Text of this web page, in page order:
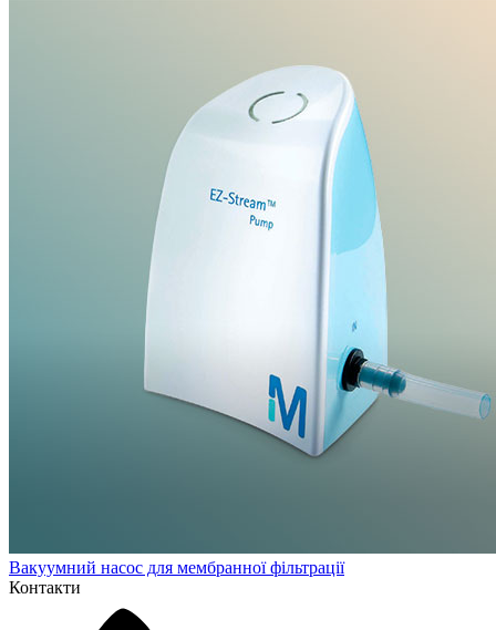
Вакуумний насос для мембранної фільтрації
Контакти